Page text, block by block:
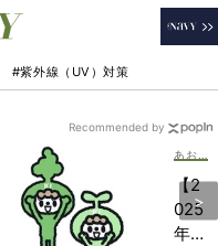
#紫外線（UV）対策
【2
025
年下
Recommended by